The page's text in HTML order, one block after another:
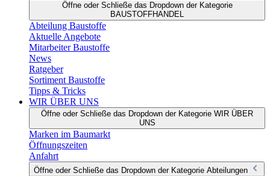
Öffne oder Schließe das Dropdown der Kategorie
BAUSTOFFHANDEL
Abteilung Baustoffe
Aktuelle Angebote
Mitarbeiter Baustoffe
News
Ratgeber
Sortiment Baustoffe
Tipps & Tricks
WIR ÜBER UNS
Öffne oder Schließe das Dropdown der Kategorie WIR ÜBER
UNS
Marken im Baumarkt
Öffnungszeiten
Anfahrt
Öffne oder Schließe das Dropdown der Kategorie Abteilungen